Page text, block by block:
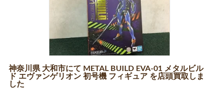
神奈川県 大和市にて METAL BUILD EVA-01 メタルビル
ド エヴァンゲリオン 初号機 フィギュア を店頭買取しま
した